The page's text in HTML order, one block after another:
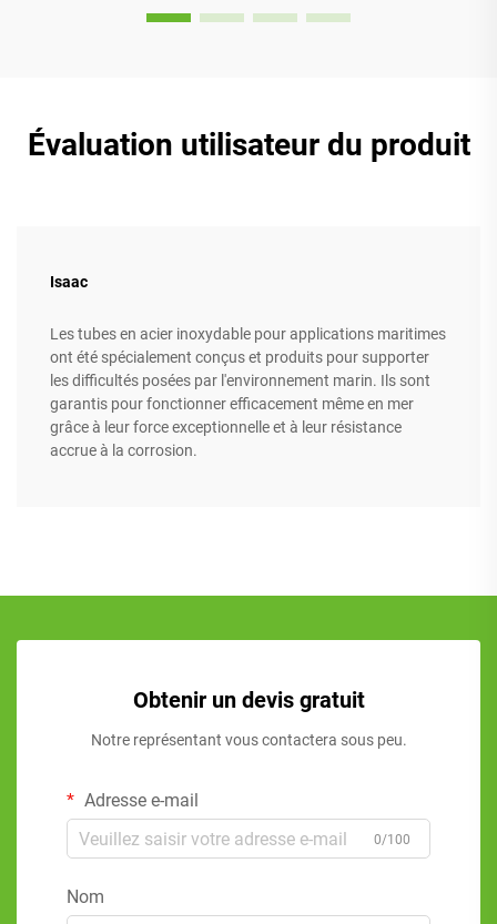
Évaluation utilisateur du produit
Isaac
Les tubes en acier inoxydable pour applications maritimes
ont été spécialement conçus et produits pour supporter
les difficultés posées par l'environnement marin. Ils sont
garantis pour fonctionner efficacement même en mer
grâce à leur force exceptionnelle et à leur résistance
accrue à la corrosion.
Obtenir un devis gratuit
Notre représentant vous contactera sous peu.
Adresse e-mail
0/100
Nom